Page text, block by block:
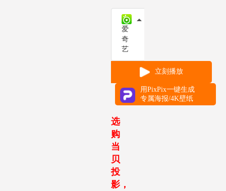
爱奇艺
爱
奇
艺
立刻播放
用PixPix一键生成
专属海报/4K壁纸
选
购
当
贝
投
影，